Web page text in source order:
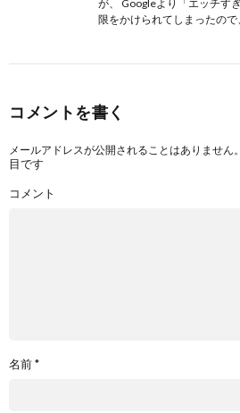
が、 Googleより「エッチす
限をかけられてしまったの
コメントを書く
メールアドレスが公開されることはありません。
目です
コメント
名前*